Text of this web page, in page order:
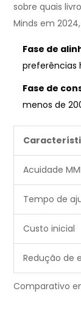
sobre quais
Minds em
Fase de
preferências
Fase de
menos de
Comparativo
Acuidade
Tempo de
Custo inicial
Redução de